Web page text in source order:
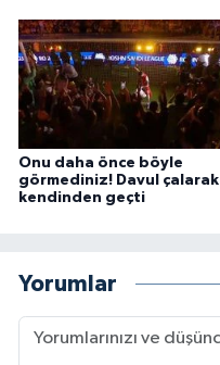
Onu daha önce böyle
görmediniz! Davul çalarak
kendinden geçti
Yorumlar